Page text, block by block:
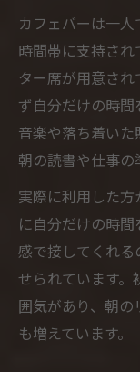
カフェバーは一
時間帯に支持さ
ター席が用意さ
ず自分だけの時
音楽や落ち着いた
朝の読書や仕事の
実際に利用した
に自分だけの時
感で接してくれ
せられています
囲気があり、朝
も増えています。